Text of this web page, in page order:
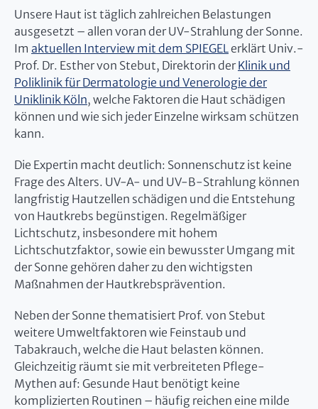
Unsere Haut ist täglich zahlreichen Belastungen
ausgesetzt – allen voran der UV-Strahlung der Sonne.
Im aktuellen Interview mit dem SPIEGELerklärt Univ.-
Prof. Dr. Esther von Stebut, Direktorin der Klinik und
Poliklinik für Dermatologie und Venerologie der
Uniklinik Köln, welche Faktoren die Haut schädigen
können und wie sich jeder Einzelne wirksam schützen
kann.
Die Expertin macht deutlich: Sonnenschutz ist keine
Frage des Alters. UV-A- und UV-B-Strahlung können
langfristig Hautzellen schädigen und die Entstehung
von Hautkrebs begünstigen. Regelmäßiger
Lichtschutz, insbesondere mit hohem
Lichtschutzfaktor, sowie ein bewusster Umgang mit
der Sonne gehören daher zu den wichtigsten
Maßnahmen der Hautkrebsprävention.
Neben der Sonne thematisiert Prof. von Stebut
weitere Umweltfaktoren wie Feinstaub und
Tabakrauch, welche die Haut belasten können.
Gleichzeitig räumt sie mit verbreiteten Pflege-
Mythen auf: Gesunde Haut benötigt keine
komplizierten Routinen – häufig reichen eine milde